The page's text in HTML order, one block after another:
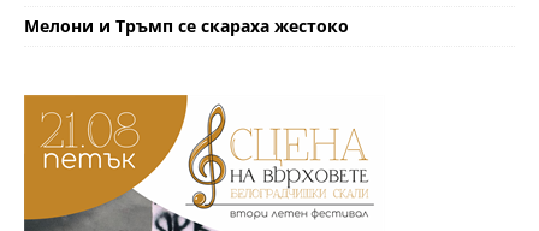
Мелони и Тръмп се скараха жестоко